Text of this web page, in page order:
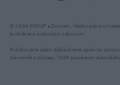
© JAGA GROUP a Zoznam. Všetky práva
je chránený autorským zákonom.
Publikovanie alebo ďalšie šírenie správ zo
písomného súhlasu TASR porušením